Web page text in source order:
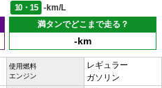
10・15
-km/L
満タンでどこまで走る？
-km
使用燃料
エンジン
レギュラー
ガソリン